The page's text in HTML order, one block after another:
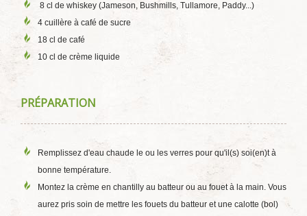
8 cl de whiskey (Jameson, Bushmills, Tullamore, Paddy...)
4 cuillère à café de sucre
18 cl de café
10 cl de crème liquide
PRÉPARATION
Remplissez d'eau chaude le ou les verres pour qu'il(s) soi(en)t à
bonne température.
Montez la crème en chantilly au batteur ou au fouet à la main. Vous
aurez pris soin de mettre les fouets du batteur et une calotte (bol)